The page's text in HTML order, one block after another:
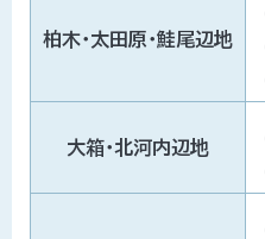
柏木・太田原・鮭尾辺地
大箱・北河内辺地